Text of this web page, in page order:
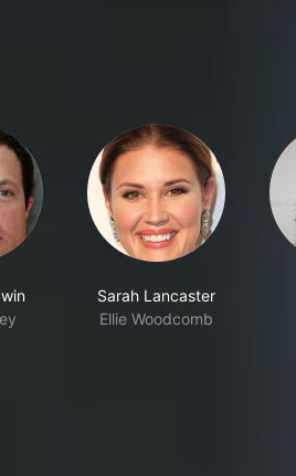
Sarah Lancaster
Ellie Woodcomb